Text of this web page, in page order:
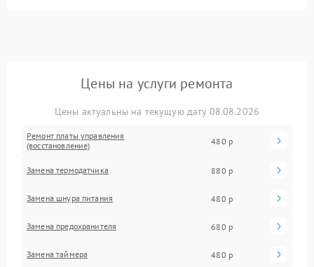
Цены на услуги ремонта
Цены актуальны на текущую дату 08.08.2026
Ремонт платы управления
(восстановление)
480 р
Замена термодатчика 880 р
Замена шнура питания 480 р
Замена предохранителя 680 р
Замена таймера 480 р